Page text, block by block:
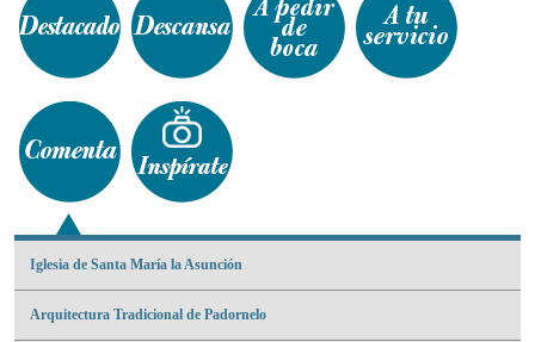
Iglesia de Santa María la Asunción
Arquitectura Tradicional de Padornelo